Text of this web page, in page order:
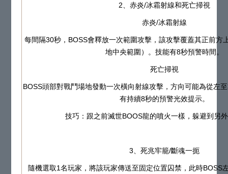
2、赤炎/冰霜射線和死亡掃視
赤炎/冰霜射線
每間隔30秒，BOSS會釋放一次範圍攻擊，該攻擊覆蓋其正前方
地中央範圍）。技能有8秒預警時間。
死亡掃視
BOSS頭部對戰鬥場地發動一次橫向射線攻擊，方向可能為從左
有持續8秒的預警光效提示。
技巧：跟之前滅世BOOS龍的噴火一樣，躲避到另
3、死兆牢籠/斷魂一扼
隨機選取1名玩家，將該玩家傳送至固定位置囚禁，此時BOSS